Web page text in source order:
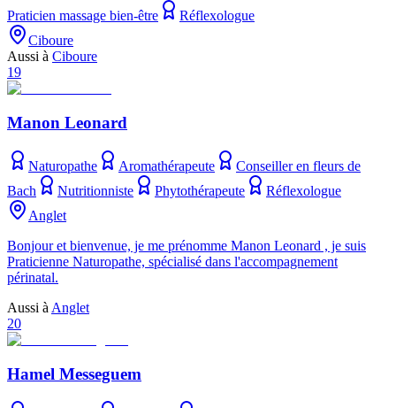
Praticien massage bien-être
Réflexologue
Ciboure
Aussi à Ciboure
19
Manon Leonard
Naturopathe Aromathérapeute
Conseiller en fleurs de
Bach
Nutritionniste Phytothérapeute
Réflexologue
Anglet
Bonjour et bienvenue, je me prénomme Manon Leonard , je suis
Praticienne Naturopathe, spécialisé dans l'accompagnement
périnatal.
Aussi à Anglet
20
Hamel Messeguem